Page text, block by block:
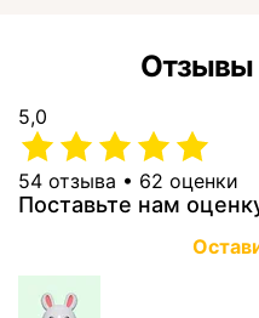
Отзывы
5,0
54 отзыва • 62 оценки
Поставьте нам